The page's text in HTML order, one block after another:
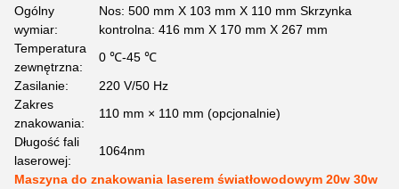
Ogólny
wymiar:
Nos: 500 mm X 103 mm X 110 mm Skrzynka
kontrolna: 416 mm X 170 mm X 267 mm
Temperatura
zewnętrzna:
0 ℃-45 ℃
Zasilanie:
220 V/50 Hz
Zakres
znakowania:
110 mm × 110 mm (opcjonalnie)
Długość fali
laserowej:
1064nm
Maszyna do znakowania laserem światłowodowym 20w 30w